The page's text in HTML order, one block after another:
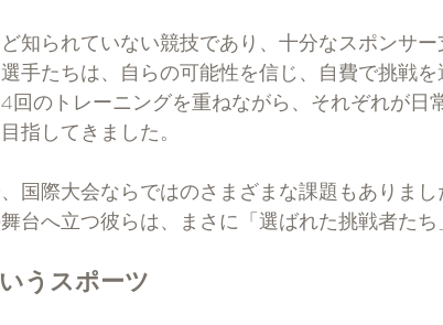
知られていない競技であり、十分なスポンサ
手たちは、自らの可能性を信じ、自費で挑戦を
回のトレーニングを重ねながら、それぞれが日
指してきました。
国際大会ならではのさまざまな課題もありまし
台へ立つ彼らは、まさに「選ばれた挑戦者たち
うスポーツ